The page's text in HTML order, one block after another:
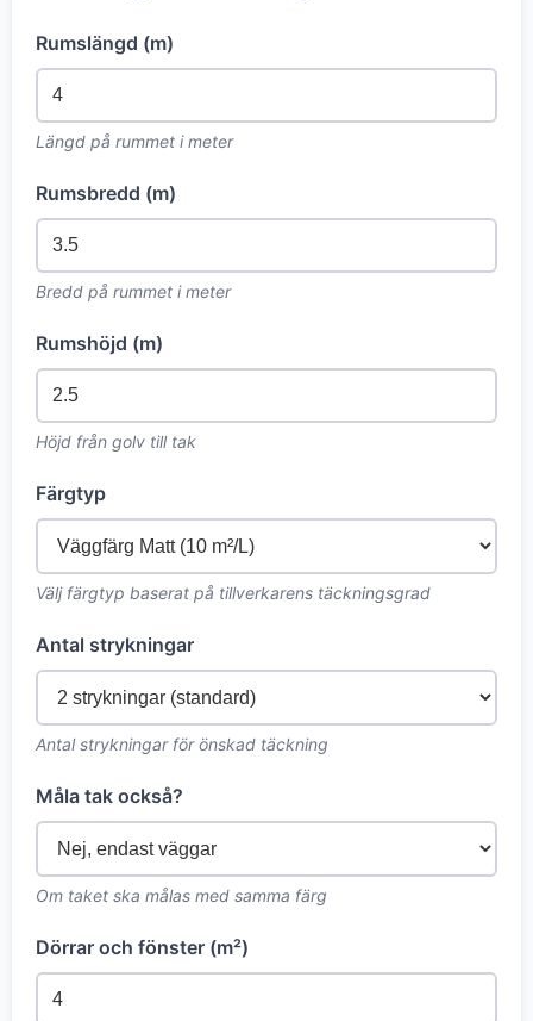
Rumslängd (m)
Längd på rummet i meter
Rumsbredd (m)
Bredd på rummet i meter
Rumshöjd (m)
Höjd från golv till tak
Färgtyp
Välj färgtyp baserat på tillverkarens täckningsgrad
Antal strykningar
Antal strykningar för önskad täckning
Måla tak också?
Om taket ska målas med samma färg
Dörrar och fönster (m²)